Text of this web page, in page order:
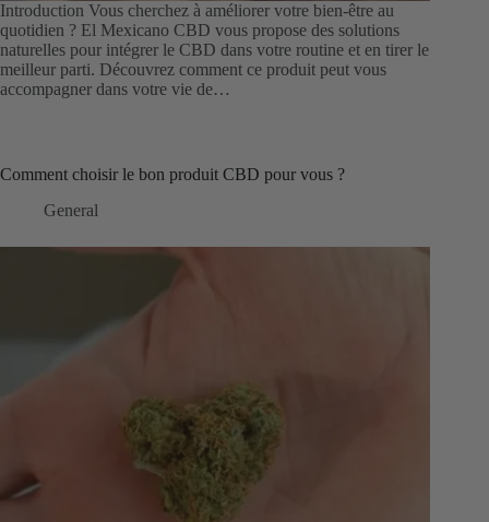
Introduction Vous cherchez à améliorer votre bien-être au
quotidien ? El Mexicano CBD vous propose des solutions
naturelles pour intégrer le CBD dans votre routine et en tirer le
meilleur parti. Découvrez comment ce produit peut vous
accompagner dans votre vie de…
Comment choisir le bon produit CBD pour vous ?
General